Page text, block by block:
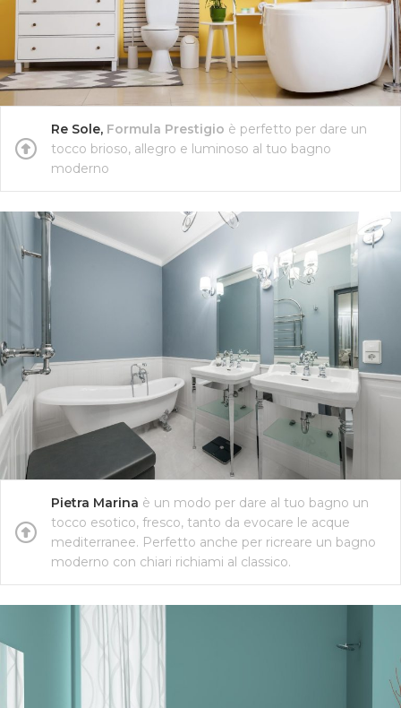
Re Sole, Formula Prestigio è perfetto per dare un
tocco brioso, allegro e luminoso al tuo bagno
moderno
Pietra Marina è un modo per dare al tuo bagno un
tocco esotico, fresco, tanto da evocare le acque
mediterranee. Perfetto anche per ricreare un bagno
moderno con chiari richiami al classico.